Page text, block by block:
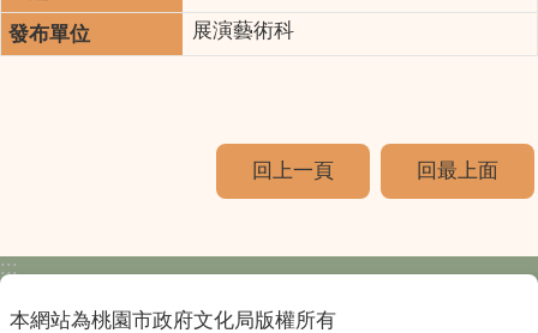
展演藝術科
回上一頁 回最上面
:::
本網站為桃園市政府文化局版權所有